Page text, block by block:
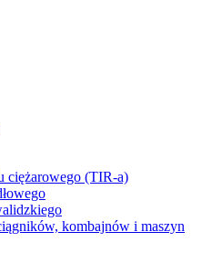
ciężarowego (TIR-a)
kombajnów i maszyn